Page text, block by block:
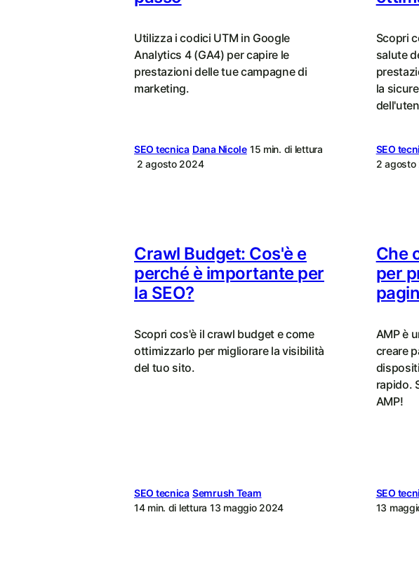
Utilizza i codici UTM in Google
Analytics 4 (GA4) per capire le
prestazioni delle tue campagne di
marketing.
SEO tecnica Dana Nicole 15 min. di lettura
2 agosto 2024
Scopri
salute
la
SEO
2
Crawl Budget: Cos'è e
perché è importante per
la SEO?
Scopri cos'è il crawl budget e come
ottimizzarlo per migliorare la visibilità
del tuo sito.
SEO tecnica Semrush Team
14 min. di lettura 13 maggio 2024
Che
per
AMP è
creare
rapido.
AMP!
SEO
13